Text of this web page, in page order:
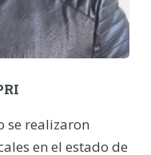
se realizaron
en el estado de